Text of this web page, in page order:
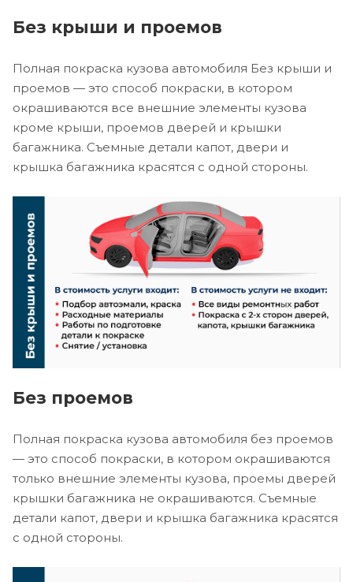
Без крыши и проемов
Полная покраска кузова автомобиля Без крыши и
проемов — это способ покраски, в котором
окрашиваются все внешние элементы кузова
кроме крыши, проемов дверей и крышки
багажника. Съемные детали капот, двери и
крышка багажника красятся с одной стороны.
Без проемов
Полная покраска кузова автомобиля без проемов
— это способ покраски, в котором окрашиваются
только внешние элементы кузова, проемы дверей
крышки багажника не окрашиваются. Съемные
детали капот, двери и крышка багажника красятся
с одной стороны.